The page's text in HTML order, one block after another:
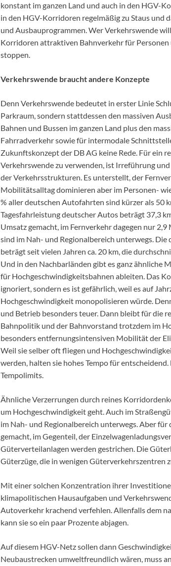
konstant im ganzen Land und auch in den HGV-
in den HGV-Korridoren regelmäßig zu Staus und
und Ausbauprogrammen. Wer Verkehrswende
Korridoren attraktiven Bahnverkehr für
stoppen.
Verkehrswende braucht andere Konzepte
Denn Verkehrswende bedeutet in erster Linie
Parkraum, sondern stattdessen den massiven
Bahnen und Bussen im ganzen Land plus den
Fahrradverkehr sowie für intermodale
Zukunftskonzept der DB AG keine Rede. Für ein
Verkehrswende zu verwenden, ist Irreführung
der Verkehrsstrukturen. Es unterstellt, der
Mobilitätsalltag dominieren aber im Personen-
% aller deutschen Autofahrten sind kürzer als 50
Tagesfahrleistung deutscher Autos beträgt 37,3
Umsatz gemacht, im Fernverkehr dagegen nur
sind im Nah- und Regionalbereich unterwegs.
beträgt seit vielen Jahren ca. 20 km, die
Und in den Nachbarländen gibt es ganz
für Hochgeschwindigkeitsbahnen ableiten. Das
ignoriert, sondern es ist gefährlich, weil es auf
Hochgeschwindigkeit monopolisieren würde.
und Betrieb besonders teuer. Dann bleibt für die
Bahnpolitik und der Bahnvorstand trotzdem im
besonders entfernungsintensiven Mobilität der
Weil sie selber oft fliegen und
werden, halten sie hohes Tempo für
Tempolimits.
Ähnliche Verzerrungen durch reines
um Hochgeschwindigkeit geht. Auch im
im Nah- und Regionalbereich unterwegs. Aber
gemacht, im Gegenteil, der
Güterverteilanlagen werden gestrichen. Die
Güterzüge, die in wenigen Güterverkehrszentren
Mit einer solchen Konzentration ihrer
klimapolitischen Hausaufgaben und
Autoverkehr krachend verfehlen. Allenfalls dem
kann sie so ein paar Prozente abjagen.
Auf diesem HGV-Netz sollen dann
Neubaustrecken umweltfreundlich wären, muss